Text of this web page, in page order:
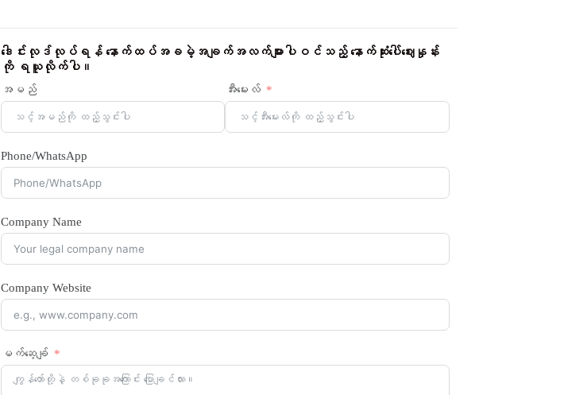
ဒေါင်းလုဒ်လုပ်ရန် နောက်ထပ်အခမဲ့အချက်အလက်များပါဝင်သည့် နောက်ဆုံးပေါ်ဈေးနှုန်း
ကို ရယူလိုက်ပါ။
အမည် အီးမေးလ်
Phone/WhatsApp
Company Name
Company Website
မက်ဆေ့ချ်